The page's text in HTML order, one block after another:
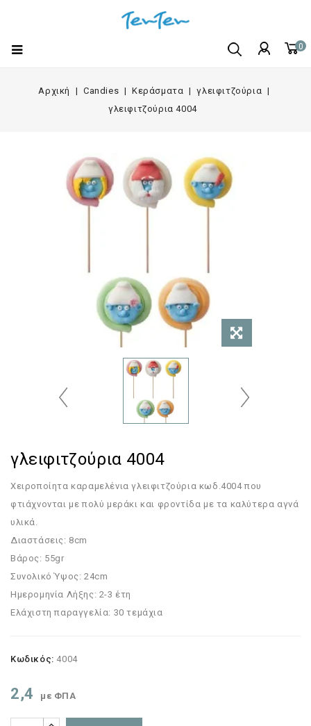
0
Αρχική Candies Κεράσματα
γλειφιτζούρια
γλειφιτζούρια 4004
γλειφιτζούρια 4004
Χειροποίητα καραμελένια γλειφιτζούρια κωδ.4004 που
φτιάχνονται με πολύ μεράκι και φροντίδα με τα καλύτερα αγνά
υλικά.
Διαστάσεις: 8cm
Βάρος: 55gr
Συνολικό Ύψος: 24cm
Ημερομηνία Λήξης: 2-3 έτη
Ελάχιστη παραγγελία: 30 τεμάχια
Κωδικός: 4004
2,4 με ΦΠΑ